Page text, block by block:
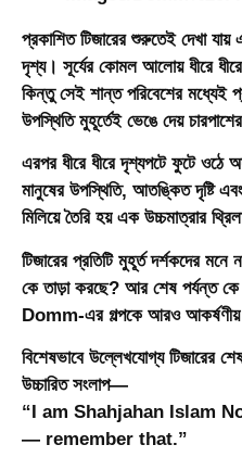
প্রকাশিত টিজারের শুরুতেই দেখা
দৃশ্য। সূর্যের কোমল আলোয় ধীরে
কিন্তু সেই শান্ত পরিবেশের মধ্যেই
উপস্থিতি মুহূর্তেই ভেঙে দেয়
এরপর ধীরে ধীরে দৃশ্যপটে ফুটে ওঠে
মানুষের উপস্থিতি, আতঙ্কিত দৃষ্টি
মিলিয়ে তৈরি হয় এক উচ্চমাত্রার
টিজারের প্রতিটি মুহূর্ত দর্শকদের
কে তাড়া করছে? আর শেষ পর্যন্ত
Domm-এর গল্পকে আরও আকর্ষণীয়
বিশেষভাবে উল্লেখযোগ্য টিজারের
উচ্চারিত সংলাপ—
“I am Shahjahan Islam
— remember that.”